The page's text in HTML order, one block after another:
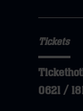
Tickets
0621 /